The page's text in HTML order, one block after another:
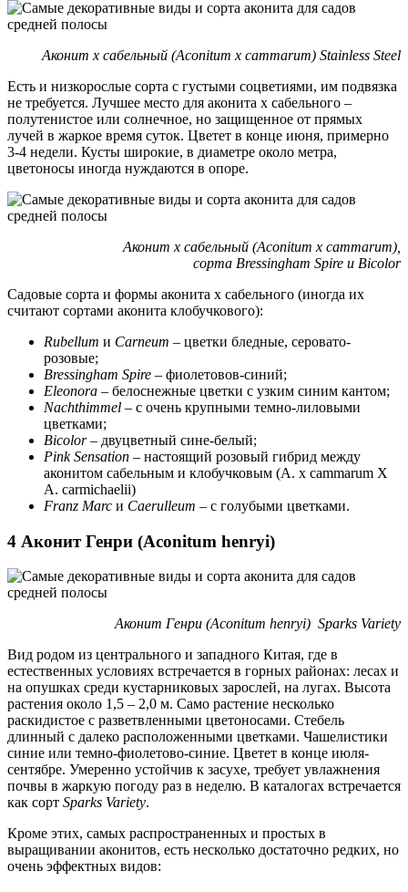
Аконит х сабельный (Aconitum x cammarum) Stainless Steel
Есть и низкорослые сорта с густыми соцветиями, им подвязка
не требуется. Лучшее место для аконита х сабельного –
полутенистое или солнечное, но защищенное от прямых
лучей в жаркое время суток. Цветет в конце июня, примерно
3-4 недели. Кусты широкие, в диаметре около метра,
цветоносы иногда нуждаются в опоре.
Аконит х сабельный (Aconitum x cammarum),
сорта Bressingham Spire и Bicolor
Садовые сорта и формы аконита х сабельного (иногда их
считают сортами аконита клобучкового):
Rubellum и Carneum – цветки бледные, серовато-
розовые;
Bressingham Spire – фиолетовов-синий;
Eleonora – белоснежные цветки с узким синим кантом;
Nachthimmel – с очень крупными темно-лиловыми
цветками;
Bicolor– двуцветный сине-белый;
Pink Sensation – настоящий розовый гибрид между
аконитом сабельным и клобучковым (А. х cammarum Х
A. carmichaelii)
Franz Marc и Caerulleum – с голубыми цветками.
4 Аконит Генри (Aconitum henryi)
Аконит Генри (Aconitum henryi) Sparks Variety
Вид родом из центрального и западного Китая, где в
естественных условиях встречается в горных районах: лесах и
на опушках среди кустарниковых зарослей, на лугах. Высота
растения около 1,5 – 2,0 м. Само растение несколько
раскидистое с разветвленными цветоносами. Стебель
длинный с далеко расположенными цветками. Чашелистики
синие или темно-фиолетово-синие. Цветет в конце июля-
сентябре. Умеренно устойчив к засухе, требует увлажнения
почвы в жаркую погоду раз в неделю. В каталогах встречается
как сорт Sparks Variety.
Кроме этих, самых распространенных и простых в
выращивании аконитов, есть несколько достаточно редких, но
очень эффектных видов: